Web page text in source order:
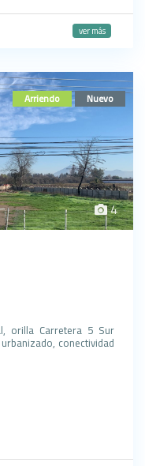
ver más
Arriendo Nuevo
4
orilla Carretera 5 Sur
conectividad